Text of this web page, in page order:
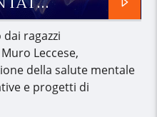
ragazzi
Leccese,
della salute mentale
e progetti di